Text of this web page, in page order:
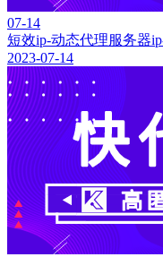
07-14
短效ip-动态代理服务器
2023-07-14